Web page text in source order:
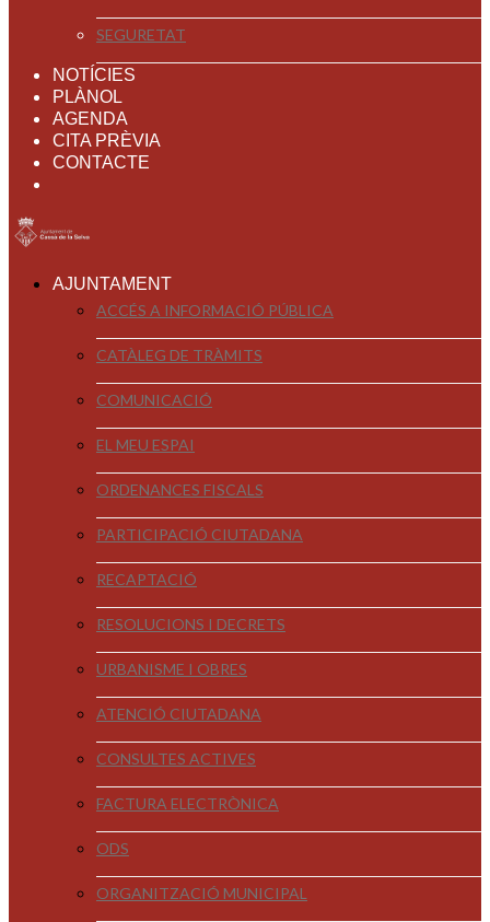
SEGURETAT
NOTÍCIES
PLÀNOL
AGENDA
CITA PRÈVIA
CONTACTE
AJUNTAMENT
ACCÉS A INFORMACIÓ PÚBLICA
CATÀLEG DE TRÀMITS
COMUNICACIÓ
EL MEU ESPAI
ORDENANCES FISCALS
PARTICIPACIÓ CIUTADANA
RECAPTACIÓ
RESOLUCIONS I DECRETS
URBANISME I OBRES
ATENCIÓ CIUTADANA
CONSULTES ACTIVES
FACTURA ELECTRÒNICA
ODS
ORGANITZACIÓ MUNICIPAL